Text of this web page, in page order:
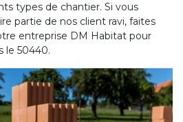
types de chantier. Si vous
partie de nos client ravi, faites
entreprise DM Habitat pour
le 50440.